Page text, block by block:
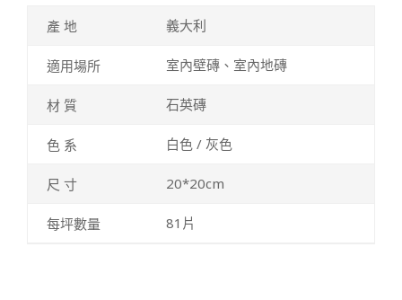
義大利
室內壁磚、室內地磚
石英磚
白色 / 灰色
20*20cm
81片